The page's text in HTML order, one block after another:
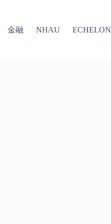
金融 NHAU ECHELON